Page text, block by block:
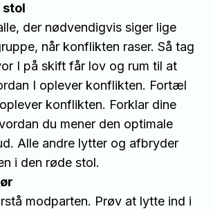
stol
der nødvendigvis siger lige
når konflikten raser. Så tag
I på skift får lov og rum til at
I oplever konflikten. Fortæl
konflikten. Forklar dine
du mener den optimale
Alle andre lytter og afbryder
i den røde stol.
modparten. Prøv at lytte ind i